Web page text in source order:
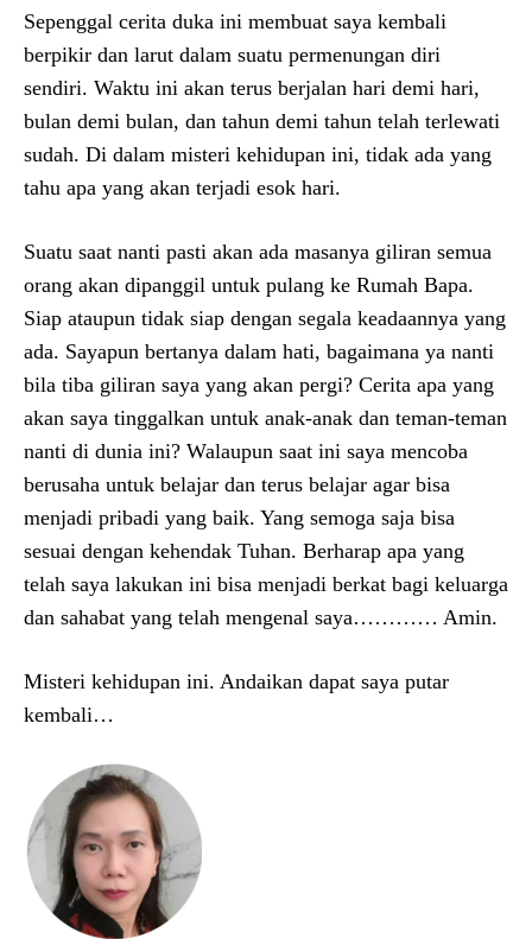
Sepenggal cerita duka ini membuat saya kembali
berpikir dan larut dalam suatu permenungan diri
sendiri. Waktu ini akan terus berjalan hari demi hari,
bulan demi bulan, dan tahun demi tahun telah terlewati
sudah. Di dalam misteri kehidupan ini, tidak ada yang
tahu apa yang akan terjadi esok hari.
Suatu saat nanti pasti akan ada masanya giliran semua
orang akan dipanggil untuk pulang ke Rumah Bapa.
Siap ataupun tidak siap dengan segala keadaannya yang
ada. Sayapun bertanya dalam hati, bagaimana ya nanti
bila tiba giliran saya yang akan pergi? Cerita apa yang
akan saya tinggalkan untuk anak-anak dan teman-teman
nanti di dunia ini? Walaupun saat ini saya mencoba
berusaha untuk belajar dan terus belajar agar bisa
menjadi pribadi yang baik. Yang semoga saja bisa
sesuai dengan kehendak Tuhan. Berharap apa yang
telah saya lakukan ini bisa menjadi berkat bagi keluarga
dan sahabat yang telah mengenal saya………… Amin.
Misteri kehidupan ini. Andaikan dapat saya putar
kembali…